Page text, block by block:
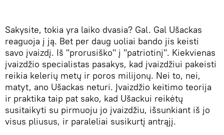
Sakysite, tokia yra laiko dvasia? Gal. Gal Ušackas
reaguoja į ją. Bet per daug uoliai bando jis keisti
savo įvaizdį. Iš "prorusiško" į "patriotinį". Kiekvienas
įvaizdžio specialistas pasakys, kad įvaizdžiui pakeisti
reikia kelerių metų ir poros milijonų. Nei to, nei,
matyt, ano Ušackas neturi. Įvaizdžio keitimo teorija
ir praktika taip pat sako, kad Ušackui reikėtų
susitaikyti su pirmuoju jo įvaizdžiu, išsunkiant iš jo
visus pliusus, ir paraleliai susikurtį antrąjį.